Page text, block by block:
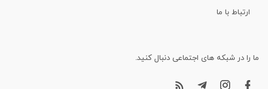
ارتباط با ما
ما را در شبکه های اجتماعی دنبال کنید.